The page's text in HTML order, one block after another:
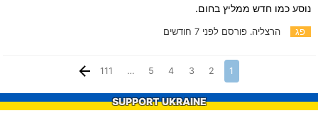
פג הרצליה.פורסם לפני 7 חודשים
נוסע כמו חדש ממליץ בחום.
1
2
3
4
5
…
111
SUPPORT UKRAINE